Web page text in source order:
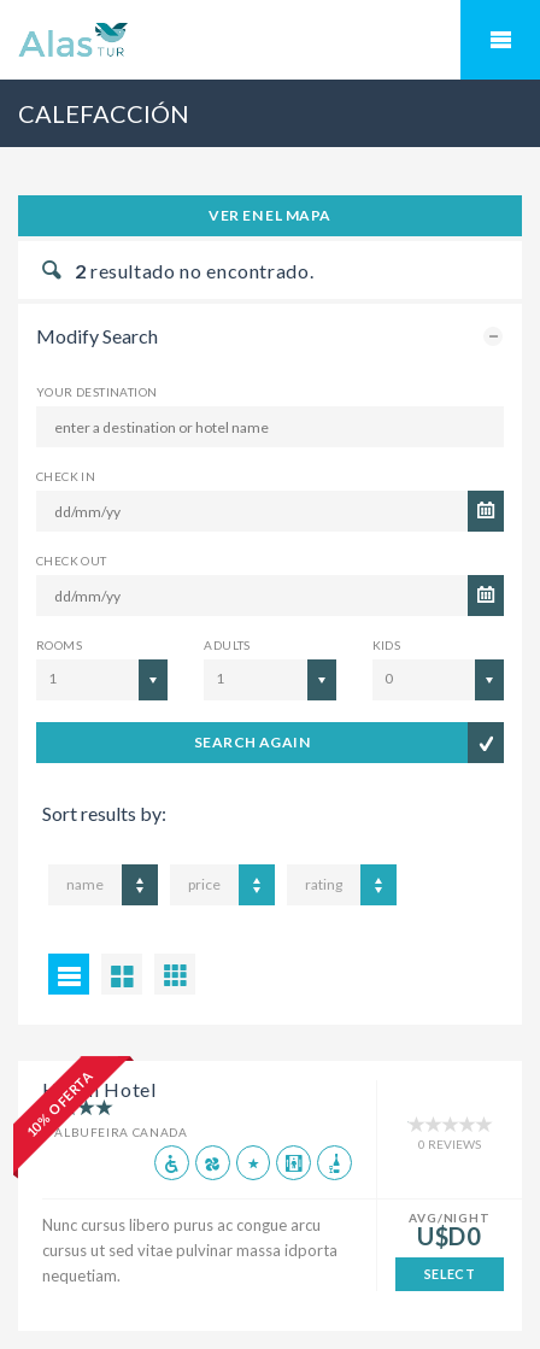
CALEFACCIÓN
VER EN EL MAPA
2 resultado no encontrado.
Modify Search
YOUR DESTINATION
CHECK IN
CHECK OUT
ROOMS
1
ADULTS
1
KIDS
0
SEARCH AGAIN
Sort results by:
name price rating
10% OFERTA
Hilton Hotel
ALBUFEIRA CANADA
0 REVIEWS
Nunc cursus libero purus ac congue arcu
cursus ut sed vitae pulvinar massa idporta
nequetiam.
AVG/NIGHT
U$D0
SELECT